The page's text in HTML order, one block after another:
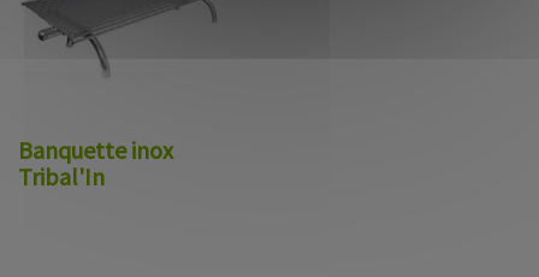
Banquette inox
Tribal'In